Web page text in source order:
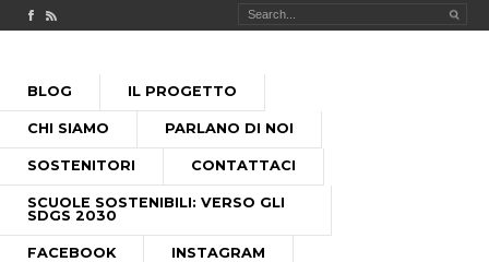
Check out our Facebook page
MILANO FUORICLASSE RSS feed
MENU PRINCIPALE
PASSA
CONTENUTO
BLOG IL PROGETTO
CHI SIAMO PARLANO DI NOI
SOSTENITORI CONTATTACI
SCUOLE SOSTENIBILI: VERSO GLI
SDGS 2030
FACEBOOK INSTAGRAM